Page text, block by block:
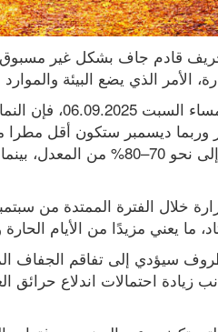
الأمر الذي يضع البيئة
يعني مزيدًا من الأيام الحارة